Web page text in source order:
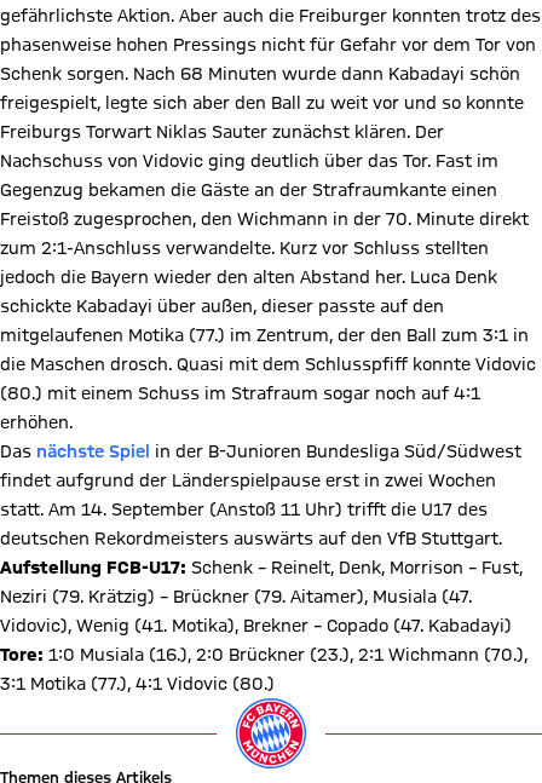
gefährlichste Aktion. Aber auch die Freiburger konnten trotz des
phasenweise hohen Pressings nicht für Gefahr vor dem Tor von
Schenk sorgen. Nach 68 Minuten wurde dann Kabadayi schön
freigespielt, legte sich aber den Ball zu weit vor und so konnte
Freiburgs Torwart Niklas Sauter zunächst klären. Der
Nachschuss von Vidovic ging deutlich über das Tor. Fast im
Gegenzug bekamen die Gäste an der Strafraumkante einen
Freistoß zugesprochen, den Wichmann in der 70. Minute direkt
zum 2:1-Anschluss verwandelte. Kurz vor Schluss stellten
jedoch die Bayern wieder den alten Abstand her. Luca Denk
schickte Kabadayi über außen, dieser passte auf den
mitgelaufenen Motika (77.) im Zentrum, der den Ball zum 3:1 in
die Maschen drosch. Quasi mit dem Schlusspfiff konnte Vidovic
(80.) mit einem Schuss im Strafraum sogar noch auf 4:1
erhöhen.
Das nächste Spiel in der B-Junioren Bundesliga Süd/Südwest
findet aufgrund der Länderspielpause erst in zwei Wochen
statt. Am 14. September (Anstoß 11 Uhr) trifft die U17 des
deutschen Rekordmeisters auswärts auf den VfB Stuttgart.
Aufstellung FCB-U17: Schenk – Reinelt, Denk, Morrison – Fust,
Neziri (79. Krätzig) – Brückner (79. Aitamer), Musiala (47.
Vidovic), Wenig (41. Motika), Brekner – Copado (47. Kabadayi)
Tore: 1:0 Musiala (16.), 2:0 Brückner (23.), 2:1 Wichmann (70.),
3:1 Motika (77.), 4:1 Vidovic (80.)
Themen dieses Artikels